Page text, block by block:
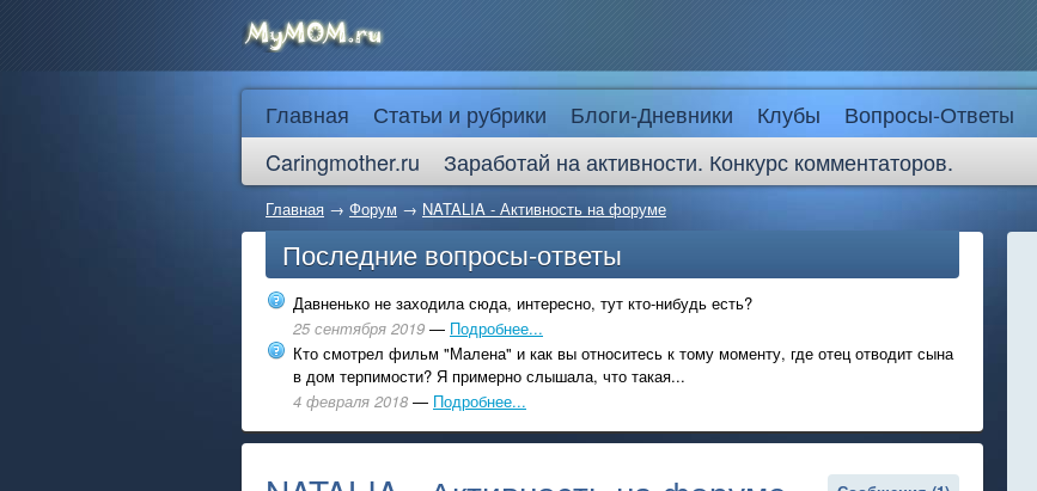
Главная Статьи и рубрики Блоги-Дневники Клубы Вопросы-Ответы
Caringmother.ru
Заработай на активности. Конкурс комментаторов.
Главная → Форум → NATALIA - Активность на форуме
Последние вопросы-ответы
Давненько не заходила сюда, интересно, тут кто-нибудь есть?
25 сентября 2019 — Подробнее...
Кто смотрел фильм "Малена" и как вы относитесь к тому моменту, где отец отводит сына
в дом терпимости? Я примерно слышала, что такая...
4 февраля 2018 — Подробнее...